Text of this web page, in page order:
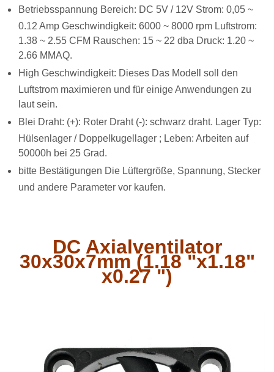
Betriebsspannung Bereich: DC 5V / 12V Strom: 0,05 ~
0.12 Amp Geschwindigkeit: 6000 ~ 8000 rpm Luftstrom:
1.38 ~ 2.55 CFM Rauschen: 15 ~ 22 dba Druck: 1.20 ~
2.66 MMAQ.
High Geschwindigkeit: Dieses Das Modell soll den
Luftstrom maximieren und für einige Anwendungen zu
laut sein.
Blei Draht: (+): Roter Draht (-): schwarz draht. Lager Typ:
Hülsenlager / Doppelkugellager ; Leben: Arbeiten auf
50000h bei 25 Grad.
bitte Bestätigungen Die Lüftergröße, Spannung, Stecker
und andere Parameter vor kaufen.
DC Axialventilator
30x30x7mm (1.18 "x1.18"
x0.27 ")